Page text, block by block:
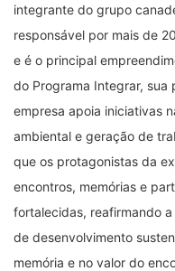
integrante do grupo
responsável por mais de
e é o principal
do Programa Integrar, sua
empresa apoia iniciativas
ambiental e geração de
que os protagonistas da
encontros, memórias e
fortalecidas, reafirmando
de desenvolvimento
memória e no valor do